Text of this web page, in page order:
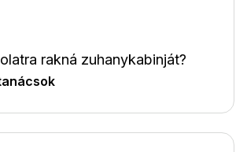
rakná zuhanykabinját?